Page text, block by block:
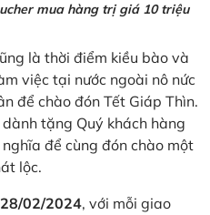
mua hàng trị giá 10 triệu
là thời điểm kiều bào và
việc tại nước ngoài nô nức
để chào đón Tết Giáp Thìn.
tặng Quý khách hàng
để cùng đón chào một
lộc.
02/2024, với mỗi giao